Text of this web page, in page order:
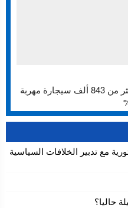
تقرير: الجمارك تتمكن من حجز أكثر من 843 ألف سيجارة مهربة
مع تدبير الخلافات السياسية
حاليا؟